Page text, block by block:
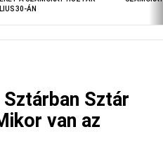
30-ÁN
Sztár
van az